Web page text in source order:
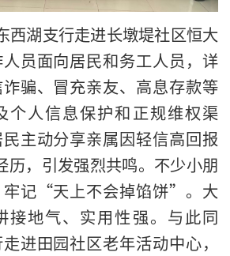
西湖支行走进长墩堤社区恒大
员面向居民和务工人员，详
骗、冒充亲友、高息存款等
个人信息保护和正规维权渠
主动分享亲属因轻信高回报
历，引发强烈共鸣。不少小朋
牢记“天上不会掉馅饼”。大
接地气、实用性强。与此同
进田园社区老年活动中心，